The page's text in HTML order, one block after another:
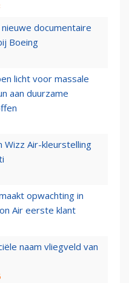
documentaire
Boeing
licht voor massale
aan duurzame
Wizz Air-kleurstelling
opwachting in
Air eerste klant
naam vliegveld van